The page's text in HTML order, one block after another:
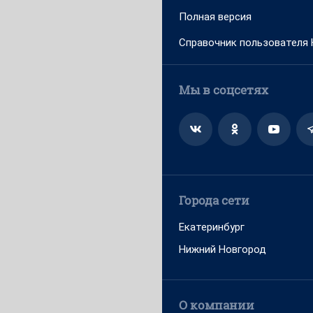
Полная версия
Справочник пользователя
Мы в соцсетях
Города сети
Екатеринбург
Нижний Новгород
О компании